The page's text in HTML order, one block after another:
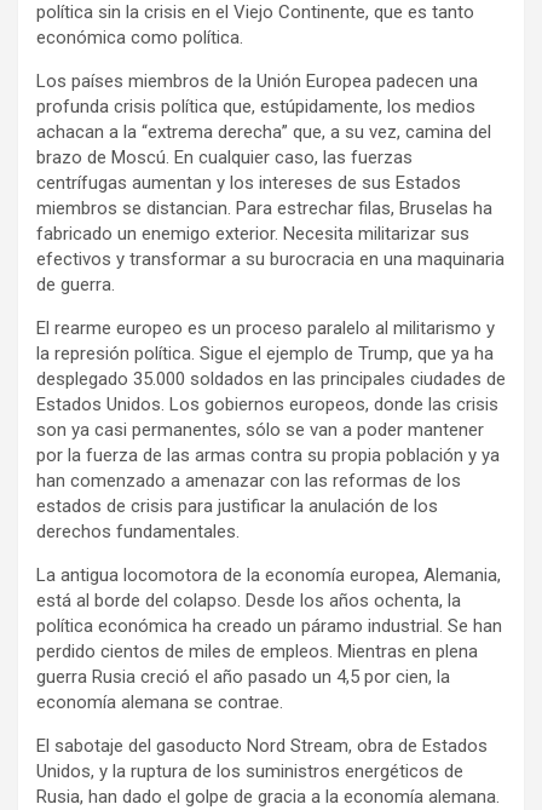
política sin la crisis en el Viejo Continente, que es tanto
económica como política.
Los países miembros de la Unión Europea padecen una
profunda crisis política que, estúpidamente, los medios
achacan a la “extrema derecha” que, a su vez, camina del
brazo de Moscú. En cualquier caso, las fuerzas
centrífugas aumentan y los intereses de sus Estados
miembros se distancian. Para estrechar filas, Bruselas ha
fabricado un enemigo exterior. Necesita militarizar sus
efectivos y transformar a su burocracia en una maquinaria
de guerra.
El rearme europeo es un proceso paralelo al militarismo y
la represión política. Sigue el ejemplo de Trump, que ya ha
desplegado 35.000 soldados en las principales ciudades de
Estados Unidos. Los gobiernos europeos, donde las crisis
son ya casi permanentes, sólo se van a poder mantener
por la fuerza de las armas contra su propia población y ya
han comenzado a amenazar con las reformas de los
estados de crisis para justificar la anulación de los
derechos fundamentales.
La antigua locomotora de la economía europea, Alemania,
está al borde del colapso. Desde los años ochenta, la
política económica ha creado un páramo industrial. Se han
perdido cientos de miles de empleos. Mientras en plena
guerra Rusia creció el año pasado un 4,5 por cien, la
economía alemana se contrae.
El sabotaje del gasoducto Nord Stream, obra de Estados
Unidos, y la ruptura de los suministros energéticos de
Rusia, han dado el golpe de gracia a la economía alemana.